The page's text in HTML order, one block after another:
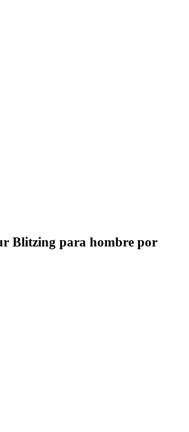
Blitzing para hombre por